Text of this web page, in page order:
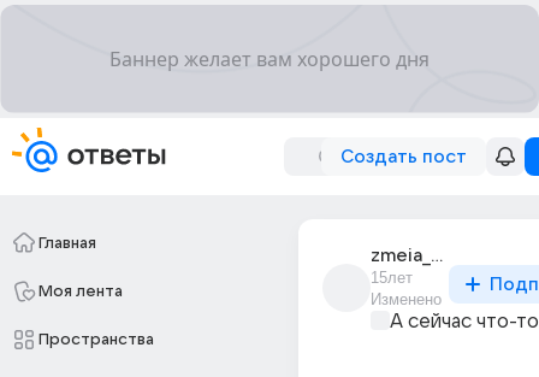
Создать пост
Главная
Моя лента
Пространства
zmeia_ia
15лет
Изменено
А сейчас что-